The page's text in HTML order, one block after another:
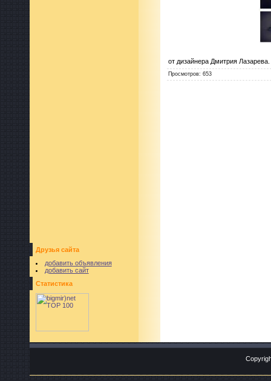
Друзья сайта
добавить объявления
добавить сайт
Статистика
от дизайнера Дмитрия Лазарева.
Просмотров: 653